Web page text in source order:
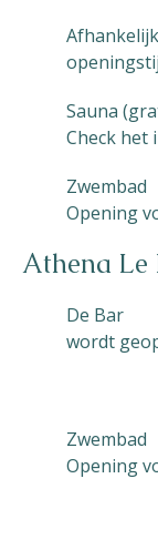
Sauna
Check het
Zwembad
Opening
Athena Le
De Bar
wordt
Zwembad
Opening